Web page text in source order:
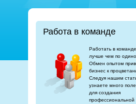
Работа в команде
Работать в
лучше чем по
Обмен опытом
бизнес к
Следуя нашим
узнаете много
для создания
профессиональной